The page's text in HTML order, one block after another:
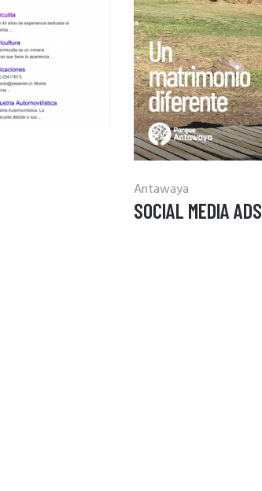
Antawaya
SOCIAL MEDIA ADS